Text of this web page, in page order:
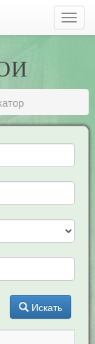
Искать